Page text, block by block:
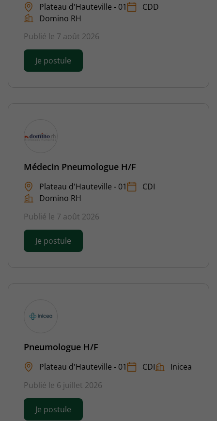
Plateau d'Hauteville - 01
CDD
Domino RH
Publié le 7 août 2026
Je postule
Médecin Pneumologue H/F
Plateau d'Hauteville - 01
CDI
Domino RH
Publié le 7 août 2026
Je postule
Pneumologue H/F
Plateau d'Hauteville - 01 CDI
Inicea
Publié le 6 juillet 2026
Je postule